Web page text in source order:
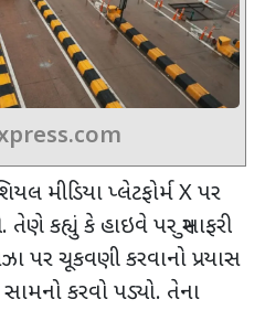
મીડિયા પ્લેટફોર્મXપર
કહ્યું કે હાઇવે પર મુસાફરી
પર ચૂકવણી કરવાનો પ્રયાસ
કરવો પડ્યો. તેના